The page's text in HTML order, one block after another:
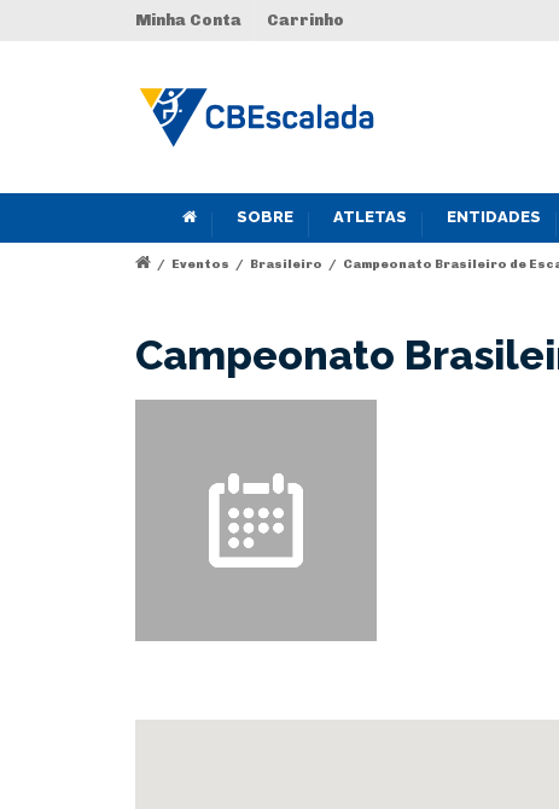
Minha Conta Carrinho
SOBRE ATLETAS ENTIDADES
/ Eventos / Brasileiro / Campeonato Brasileiro de
Campeonato